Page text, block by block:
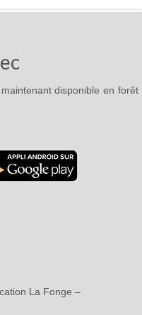
disponible en forêt
La Fonge –